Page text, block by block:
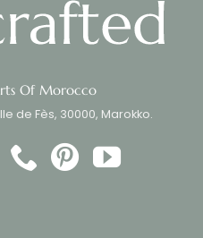
Of Morocco
de Fès, 30000, Marokko.